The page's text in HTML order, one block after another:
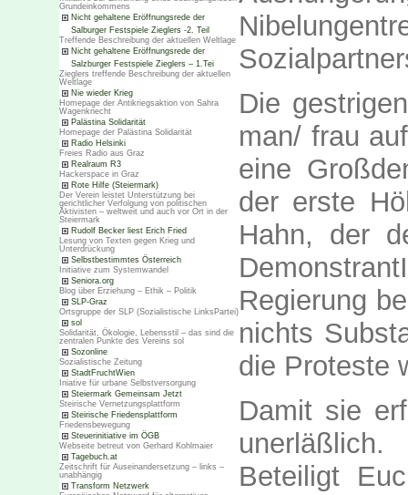
Grundeinkommens
Nicht gehaltene Eröffnungsrede der
Salburger Festspiele Zieglers -2. Teil
Treffende Beschreibung der aktuellen Weltlage
Nicht gehaltene Eröffnungsrede der
Salzburger Festspiele Zieglers – 1.Tei
Zieglers treffende Beschreibung der aktuellen
Weltlage
Nie wieder Krieg
Homepage der Antikriegsaktion von Sahra
Wagenknecht
Palästina Solidarität
Homepage der Palästina Solidarität
Radio Helsinki
Freies Radio aus Graz
Realraum R3
Hackerspace in Graz
Rote Hilfe (Steiermark)
Der Verein leistet Unterstützung bei
gerichtlicher Verfolgung von politischen
Aktivisten – weltweit und auch vor Ort in der
Steiermark
Rudolf Becker liest Erich Fried
Lesung von Texten gegen Krieg und
Unterdrückung
Selbstbestimmtes Österreich
Initiative zum Systemwandel
Seniora.org
Blog über Erziehung – Ethik – Politik
SLP-Graz
Ortsgruppe der SLP (Sozialistische LinksPartei)
sol
Solidarität, Ökologie, Lebensstil – das sind die
zentralen Punkte des Vereins sol
Sozonline
Sozialistische Zeitung
StadtFruchtWien
Iniative für urbane Selbstversorgung
Steiermark Gemeinsam Jetzt
Steirische Vernetzungsplattform
Steirische Friedensplattform
Friedensbewegung
Steuerinitiative im ÖGB
Webseite betreut von Gerhard Kohlmaier
Tagebuch.at
Zeitschrift für Auseinandersetzung – links –
unabhängig
Transform Netzwerk
Die
man/ frau
eine
der erste
Hahn, der
Regierung
nichts
die Proteste
Damit sie
Beteiligt